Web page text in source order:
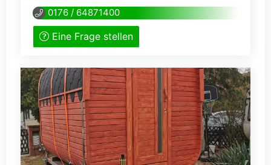
5von 5
0176 / 64871400
Eine Frage stellen